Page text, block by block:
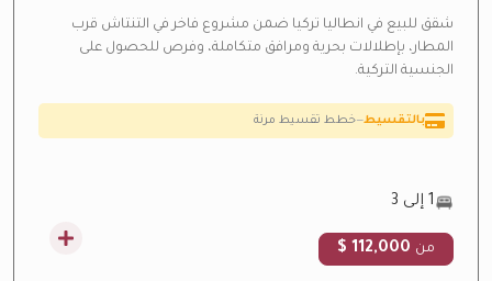
شقق للبيع في انطاليا تركيا ضمن مشروع فاخر في التنتاش قرب
المطار، بإطلالات بحرية ومرافق متكاملة، وفرص للحصول على
الجنسية التركية.
ارتفاع متوقع بالقيمة—منطقة نمو سريع
تحت الإنشاء
1 إلى 3
من 112,000 $